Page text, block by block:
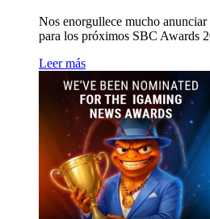
Nos enorgullece mucho
para los próximos SBC Awards
Leer más